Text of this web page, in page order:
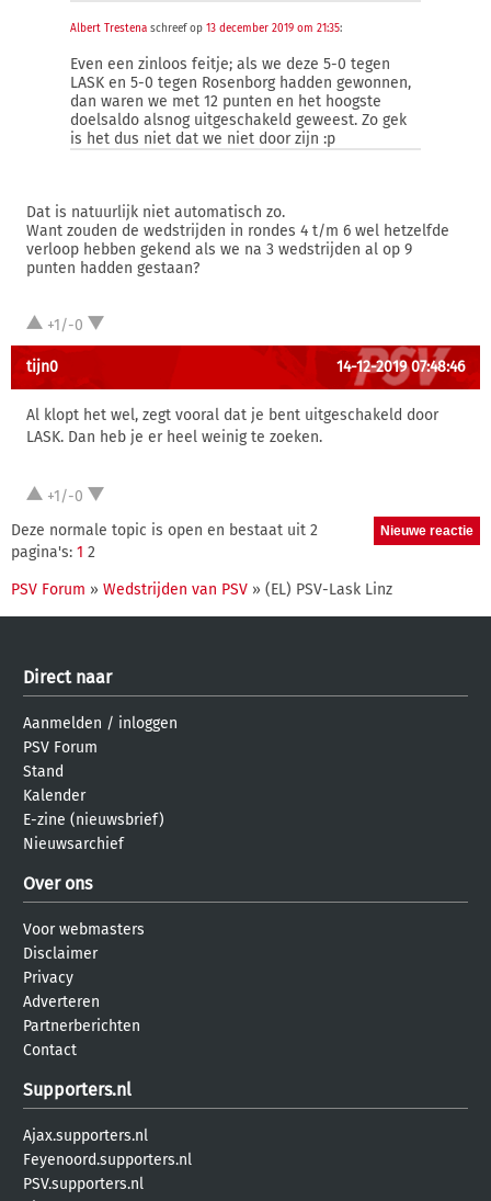
Albert Trestena schreef op 13 december 2019 om 21:35:
Even een zinloos feitje; als we deze 5-0 tegen
LASK en 5-0 tegen Rosenborg hadden gewonnen,
dan waren we met 12 punten en het hoogste
doelsaldo alsnog uitgeschakeld geweest. Zo gek
is het dus niet dat we niet door zijn :p
Dat is natuurlijk niet automatisch zo.
Want zouden de wedstrijden in rondes 4 t/m 6 wel hetzelfde
verloop hebben gekend als we na 3 wedstrijden al op 9
punten hadden gestaan?
+1/-0
tijn0 14-12-2019 07:48:46
Al klopt het wel, zegt vooral dat je bent uitgeschakeld door
LASK. Dan heb je er heel weinig te zoeken.
+1/-0
Deze normale topic is open en bestaat uit 2
pagina's: 1 2
PSV Forum » Wedstrijden van PSV » (EL) PSV-Lask Linz
Direct naar
Aanmelden / inloggen
PSV Forum
Stand
Kalender
E-zine (nieuwsbrief)
Nieuwsarchief
Over ons
Voor webmasters
Disclaimer
Privacy
Adverteren
Partnerberichten
Contact
Supporters.nl
Ajax.supporters.nl
Feyenoord.supporters.nl
PSV.supporters.nl